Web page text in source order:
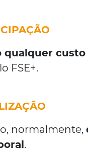
qualquer custo
FSE+.
normalmente,
.